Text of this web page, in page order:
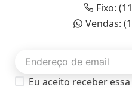
Fixo:
Vendas:
Eu aceito receber